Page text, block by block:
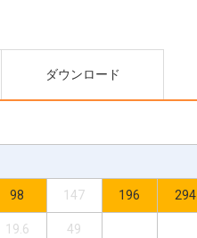
ダウンロード
98 147 196 294
19.6 49